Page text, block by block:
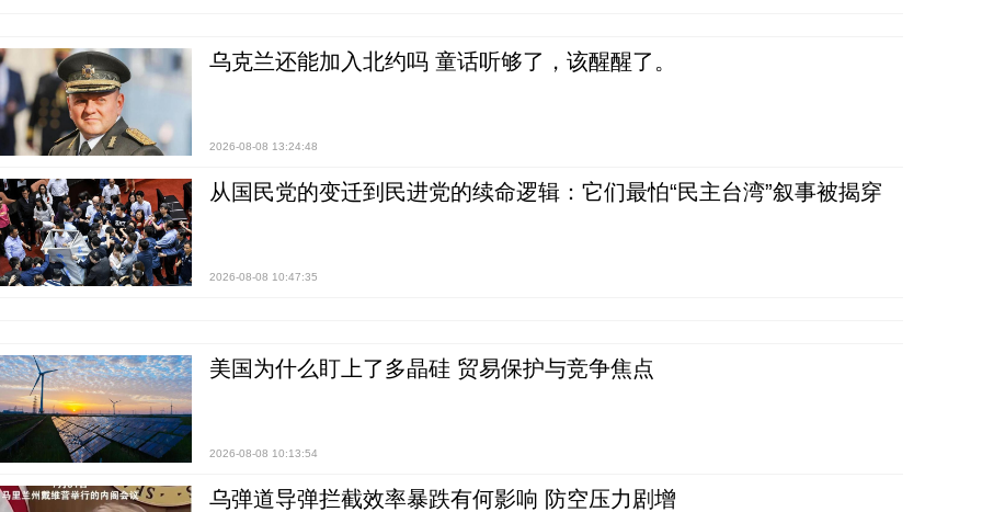
乌克兰还能加入北约吗 童话听够了，该醒醒了。
2026-08-08 13:24:48
从国民党的变迁到民进党的续命逻辑：它们最怕“民主台湾”叙事被揭穿
2026-08-08 10:47:35
美国为什么盯上了多晶硅 贸易保护与竞争焦点
2026-08-08 10:13:54
乌弹道导弹拦截效率暴跌有何影响 防空压力剧增